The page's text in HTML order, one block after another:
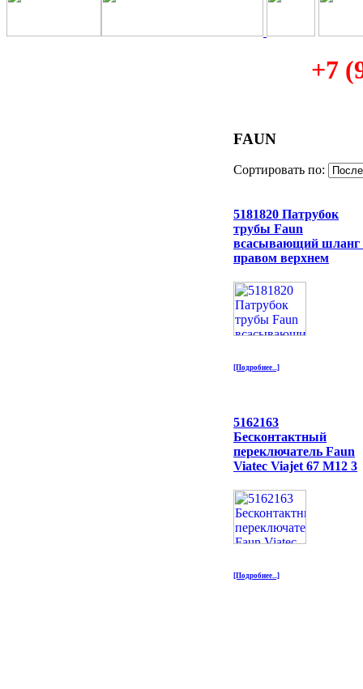
+7
FAUN
Сортировать по:
5181820 Патрубок
трубы Faun
всасывающий шланг
правом верхнем
[Подробнее...]
5162163
Бесконтактный
переключатель Faun
Viatec Viajet 67 M12 3
[Подробнее...]